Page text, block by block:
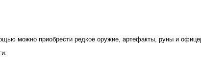
можно приобрести редкое оружие, артефакты, руны и